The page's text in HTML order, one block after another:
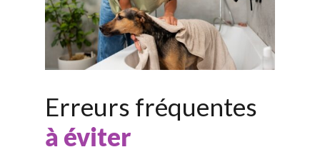
Erreurs fréquentes
à éviter